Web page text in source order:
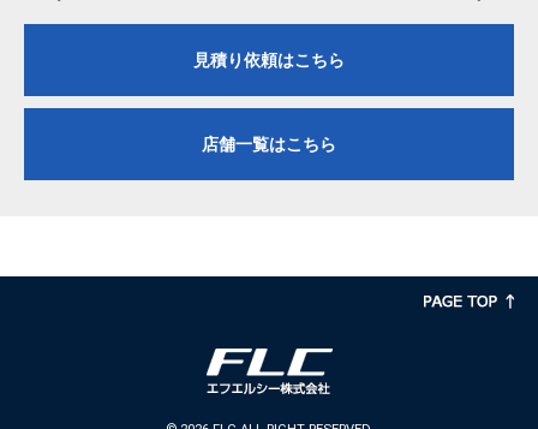
見積り依頼はこちら
店舗一覧はこちら